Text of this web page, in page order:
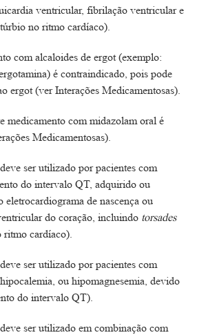
ventricular, fibrilação ventricular e
no ritmo cardíaco).
com alcaloides de ergot (exemplo:
é contraindicado, pois pode
ergot (ver Interações Medicamentosas).
medicamento com midazolam oral é
Medicamentosas).
ser utilizado por pacientes com
do intervalo QT, adquirido ou
eletrocardiograma de nascença ou
do coração, incluindo torsades
cardíaco).
ser utilizado por pacientes com
ou hipomagnesemia, devido
do intervalo QT).
ser utilizado em combinação com